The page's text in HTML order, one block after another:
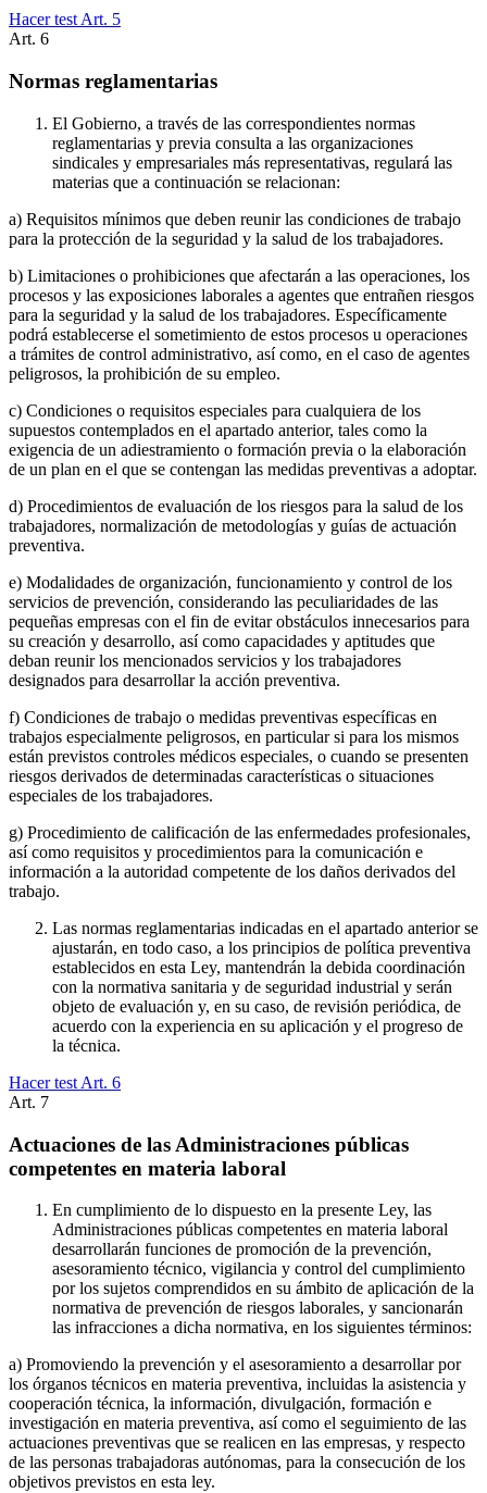
Hacer test Art. 5
Art. 6
Normas reglamentarias
El Gobierno, a través de las correspondientes normas
reglamentarias y previa consulta a las organizaciones
sindicales y empresariales más representativas, regulará las
materias que a continuación se relacionan:
a) Requisitos mínimos que deben reunir las condiciones de trabajo
para la protección de la seguridad y la salud de los trabajadores.
b) Limitaciones o prohibiciones que afectarán a las operaciones, los
procesos y las exposiciones laborales a agentes que entrañen riesgos
para la seguridad y la salud de los trabajadores. Específicamente
podrá establecerse el sometimiento de estos procesos u operaciones
a trámites de control administrativo, así como, en el caso de agentes
peligrosos, la prohibición de su empleo.
c) Condiciones o requisitos especiales para cualquiera de los
supuestos contemplados en el apartado anterior, tales como la
exigencia de un adiestramiento o formación previa o la elaboración
de un plan en el que se contengan las medidas preventivas a adoptar.
d) Procedimientos de evaluación de los riesgos para la salud de los
trabajadores, normalización de metodologías y guías de actuación
preventiva.
e) Modalidades de organización, funcionamiento y control de los
servicios de prevención, considerando las peculiaridades de las
pequeñas empresas con el fin de evitar obstáculos innecesarios para
su creación y desarrollo, así como capacidades y aptitudes que
deban reunir los mencionados servicios y los trabajadores
designados para desarrollar la acción preventiva.
f) Condiciones de trabajo o medidas preventivas específicas en
trabajos especialmente peligrosos, en particular si para los mismos
están previstos controles médicos especiales, o cuando se presenten
riesgos derivados de determinadas características o situaciones
especiales de los trabajadores.
g) Procedimiento de calificación de las enfermedades profesionales,
así como requisitos y procedimientos para la comunicación e
información a la autoridad competente de los daños derivados del
trabajo.
Las normas reglamentarias indicadas en el apartado anterior se
ajustarán, en todo caso, a los principios de política preventiva
establecidos en esta Ley, mantendrán la debida coordinación
con la normativa sanitaria y de seguridad industrial y serán
objeto de evaluación y, en su caso, de revisión periódica, de
acuerdo con la experiencia en su aplicación y el progreso de
la técnica.
Hacer test Art. 6
Art. 7
Actuaciones de las Administraciones públicas
competentes en materia laboral
En cumplimiento de lo dispuesto en la presente Ley, las
Administraciones públicas competentes en materia laboral
desarrollarán funciones de promoción de la prevención,
asesoramiento técnico, vigilancia y control del cumplimiento
por los sujetos comprendidos en su ámbito de aplicación de la
normativa de prevención de riesgos laborales, y sancionarán
las infracciones a dicha normativa, en los siguientes términos:
a) Promoviendo la prevención y el asesoramiento a desarrollar por
los órganos técnicos en materia preventiva, incluidas la asistencia y
cooperación técnica, la información, divulgación, formación e
investigación en materia preventiva, así como el seguimiento de las
actuaciones preventivas que se realicen en las empresas, y respecto
de las personas trabajadoras autónomas, para la consecución de los
objetivos previstos en esta ley.